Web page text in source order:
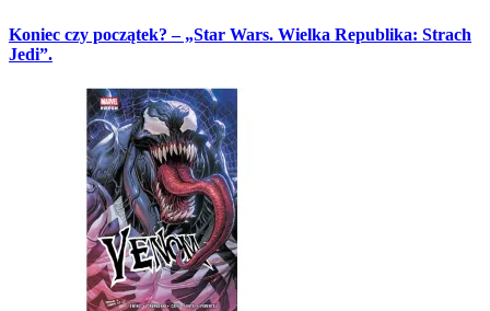
Koniec czy początek? – „Star Wars. Wielka Republika: Strach
Jedi”.